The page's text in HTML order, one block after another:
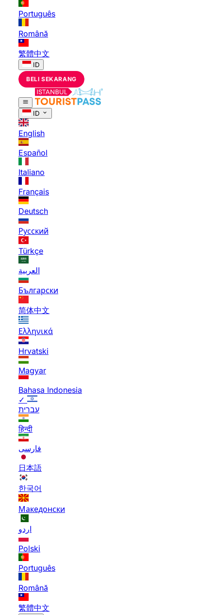
Português
Română
繁體中文
ID
BELI SEKARANG
ID
English
Español
Italiano
Français
Deutsch
Русский
Türkçe
العربية
Български
简体中文
Ελληνικά
Hrvatski
Magyar
Bahasa Indonesia
✓
עברית
हिन्दी
فارسی
日本語
한국어
Македонски
اردو
Polski
Português
Română
繁體中文